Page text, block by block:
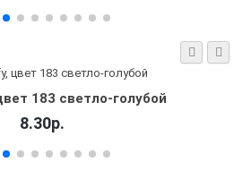
183 светло-голубой
8.30р.